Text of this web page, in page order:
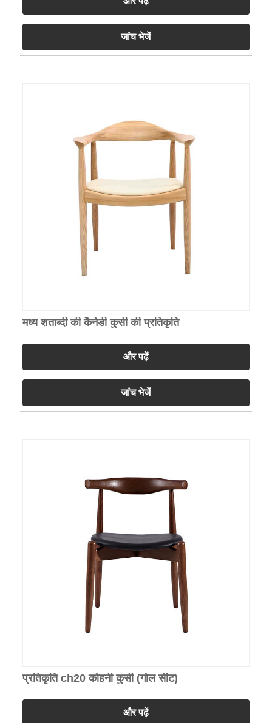
जांच भेजें
मध्य शताब्दी की कैनेडी कुर्सी की प्रतिकृति
और पढ़ें
जांच भेजें
प्रतिकृति ch20 कोहनी कुर्सी (गोल सीट)
और पढ़ें